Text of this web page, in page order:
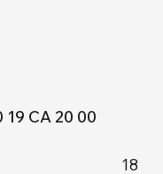
19 CA 20 00
18